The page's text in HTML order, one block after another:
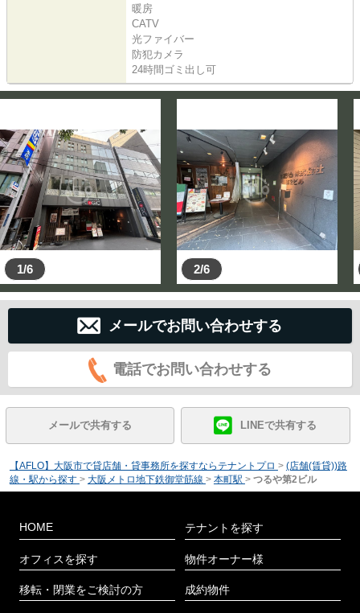
暖房
CATV
光ファイバー
防犯カメラ
24時間ゴミ出し可
1/6 2/6
メールでお問い合わせする
電話でお問い合わせする
メールで共有する LINEで共有する
【AFLO】大阪市で貸店舗・貸事務所を探すならテナントプロ > (店舗(賃貸))路
線・駅から探す > 大阪メトロ地下鉄御堂筋線 > 本町駅 > つるや第2ビル
HOME
オフィスを探す
移転・閉業をご検討の方
テナントを探す
物件オーナー様
成約物件